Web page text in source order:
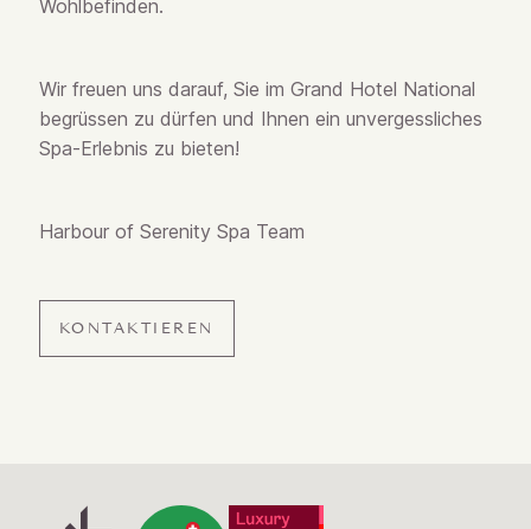
Wohlbefinden.
Wir freuen uns darauf, Sie im Grand Hotel National
begrüssen zu dürfen und Ihnen ein unvergessliches
Spa-Erlebnis zu bieten!
Harbour of Serenity Spa Team
KONTAKTIEREN